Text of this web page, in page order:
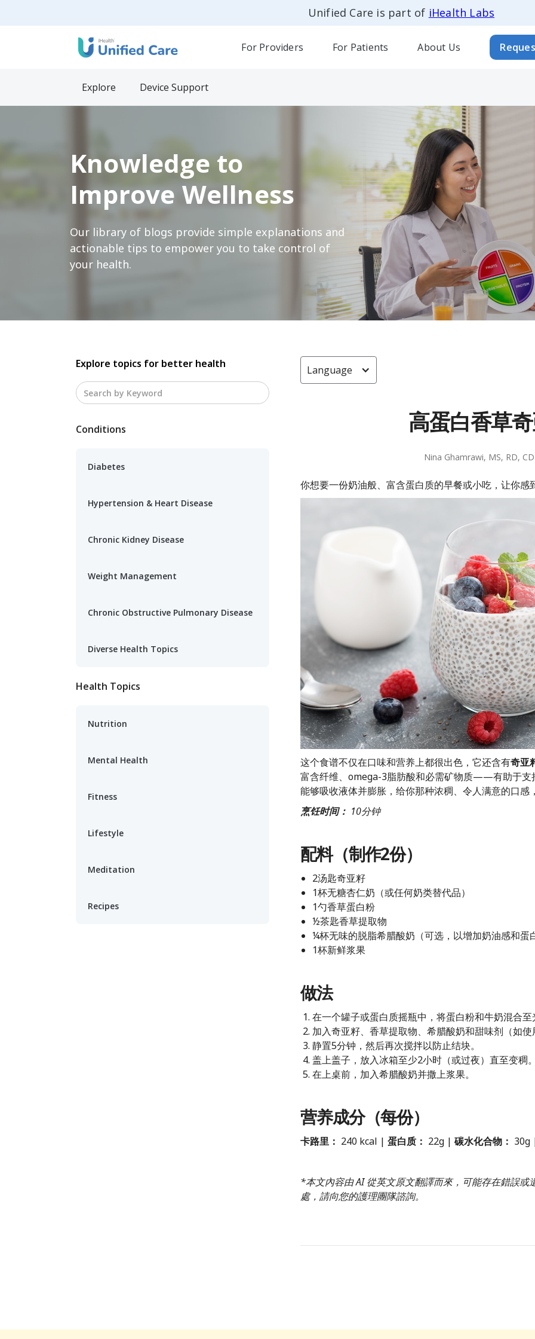
Unified Care is part of iHealth Labs
For Providers For Patients About Us
Explore Device Support
Knowledge to
Improve Wellness
Our library of blogs provide simple explanations and
actionable tips to empower you to take control of
your health.
Explore topics for better health
Conditions
Diabetes
Hypertension & Heart Disease
Chronic Kidney Disease
Weight Management
Chronic Obstructive Pulmonary Disease
Diverse Health Topics
Health Topics
Nutrition
Mental Health
Fitness
Lifestyle
Meditation
Recipes
Language
高蛋白香草
Nina Ghamrawi, MS, RD,
你想要一份奶油般、富含蛋白质的早餐或小吃，让你
这个食谱不仅在口味和营养上都很出色，它还含有奇亚
富含纤维、omega-3脂肪酸和必需矿物质——有助于支
能够吸收液体并膨胀，给你那种浓稠、令人满意的口感
烹饪时间： 10分钟
配料（制作2份）
2汤匙奇亚籽
1杯无糖杏仁奶（或任何奶类替代品）
1勺香草蛋白粉
½茶匙香草提取物
¼杯无味的脱脂希腊酸奶（可选，以增加奶油感和蛋
1杯新鲜浆果
做法
在一个罐子或蛋白质摇瓶中，将蛋白粉和牛奶混合至
加入奇亚籽、香草提取物、希腊酸奶和甜味剂（如使
静置5分钟，然后再次搅拌以防止结块。
盖上盖子，放入冰箱至少2小时（或过夜）直至变稠。
在上桌前，加入希腊酸奶并撒上浆果。
营养成分（每份）
卡路里： 240 kcal | 蛋白质： 22g | 碳水化合物： 30g
*本文內容由 AI 從英文原文翻譯而來，可能存在錯誤
處，請向您的護理團隊諮詢。